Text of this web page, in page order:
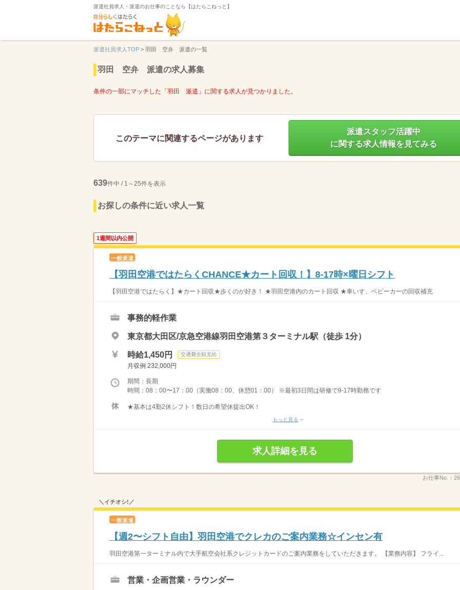
派遣社員求人・派遣のお仕事のことなら【はたらこねっと】
派遣社員求人TOP > 羽田 空弁 派遣の一覧
羽田 空弁 派遣の求人募集
条件の一部にマッチした「羽田 派遣」に関する求人が見つかりました。
このテーマに関連するページがあります
派遣スタッフ活躍中
に関する求人情報を見てみる
639件中 / 1～25件を表示
お探しの条件に近い求人一覧
1週間以内公開
一般派遣
【羽田空港ではたらくCHANCE★カート回収！】8-17時×曜日シフト
【羽田空港ではたらく】★カート回収★歩くのが好き！ ★羽田空港内のカート回収 ★車いす、ベビーカーの回収補充
事務的軽作業
東京都大田区/京急空港線羽田空港第３ターミナル駅（徒歩 1分）
時給1,450円 交通費全額支給
月収例 232,000円
期間：長期
時間：08：00〜17：00（実働08：00、休憩01：00） ※最初3日間は研修で9-17時勤務です
★基本は4勤2休シフト！数日の希望休提出OK！
もっと見る
求人詳細を見る
お仕事No.：
＼イチオシ!／
一般派遣
【週2〜シフト自由】羽田空港でクレカのご案内業務☆インセン有
羽田空港第一ターミナル内で大手航空会社系クレジットカードのご案内業務をしていただきます。 【業務内容】 フライ...
営業・企画営業・ラウンダー